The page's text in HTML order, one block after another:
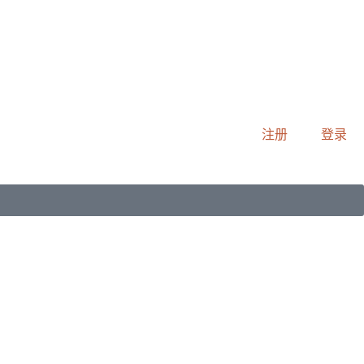
注册 登录